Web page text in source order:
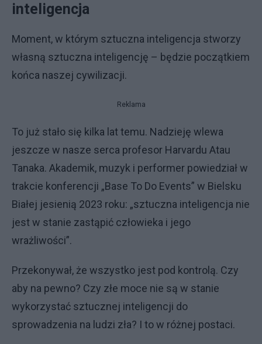
inteligencja
Moment, w którym sztuczna inteligencja stworzy
własną sztuczna inteligencję – będzie początkiem
końca naszej cywilizacji.
Reklama
To już stało się kilka lat temu. Nadzieję wlewa
jeszcze w nasze serca profesor Harvardu Atau
Tanaka. Akademik, muzyk i performer powiedział w
trakcie konferencji „Base To Do Events” w Bielsku
Białej jesienią 2023 roku: „sztuczna inteligencja nie
jest w stanie zastąpić człowieka i jego
wrażliwości”.
Przekonywał, że wszystko jest pod kontrolą. Czy
aby na pewno? Czy złe moce nie są w stanie
wykorzystać sztucznej inteligencji do
sprowadzenia na ludzi zła? I to w różnej postaci.